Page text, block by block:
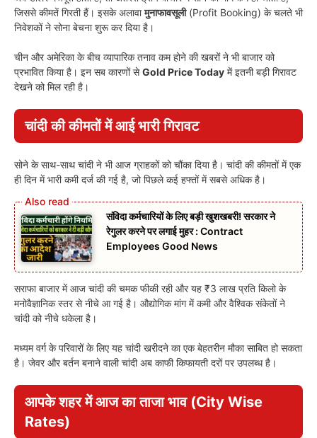
जिससे कीमतें गिरती हैं। इसके अलावामुनाफावसूली(Profit Booking) के चलते भी
निवेशकों ने सोना बेचना शुरू कर दिया है।
चीन और अमेरिका के बीच व्यापारिक तनाव कम होने की खबरों ने भी बाजार को
प्रभावित किया है। इन सब कारणों सेGold Price Today में इतनी बड़ी गिरावट
देखने को मिल रही है।
चांदी की कीमतों में आई भारी गिरावट
सोने के साथ-साथ चांदी ने भी आज ग्राहकों को चौंका दिया है। चांदी की कीमतों में एक
ही दिन में भारी कमी दर्ज की गई है, जो पिछले कई हफ्तों में सबसे अधिक है।
संविदा कर्मचारियों के लिए बड़ी खुशखबरी! सरकार ने
रेगुलर करने पर लगाई मुहर : Contract
Employees Good News
सराफा बाजार में आज चांदी की चमक फीकी रही और यह ₹3 लाख प्रति किलो के
मनोवैज्ञानिक स्तर से नीचे आ गई है। औद्योगिक मांग में कमी और वैश्विक संकेतों ने
चांदी को नीचे धकेला है।
मध्यम वर्ग के परिवारों के लिए यह चांदी खरीदने का एक बेहतरीन मौका साबित हो सकता
है। जेवर और बर्तन बनाने वाली चांदी अब काफी किफायती दरों पर उपलब्ध है।
आपके शहर में आज का ताजा भाव (City Wise
Rates)